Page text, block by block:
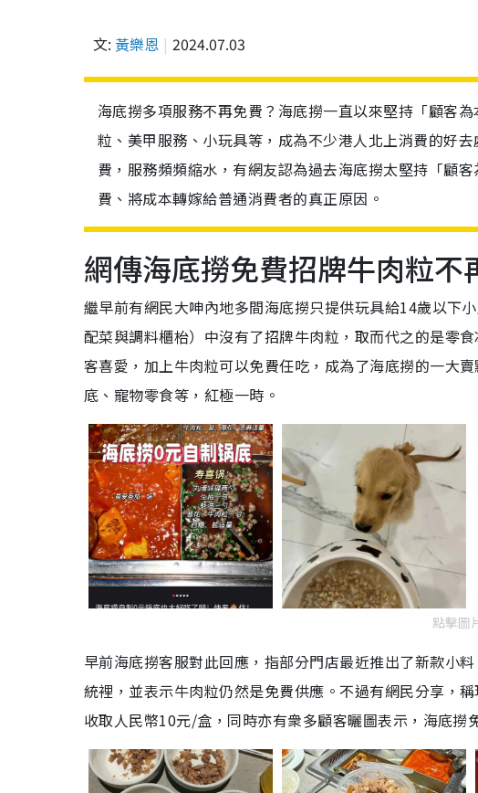
文: 黃樂恩 2024.07.03
海底撈多項服務不再免費？海底撈一直以來堅持「顧客
粒、美甲服務、小玩具等，成為不少港人北上消費的好
費，服務頻頻縮水，有網友認為過去海底撈太堅持「顧
費、將成本轉嫁給普通消費者的真正原因。
網傳海底撈免費招牌牛肉粒不
繼早前有網民大呻內地多間海底撈只提供玩具給14歲以下
配菜與調料櫃枱）中沒有了招牌牛肉粒，取而代之的是零
客喜愛，加上牛肉粒可以免費任吃，成為了海底撈的一大
底、寵物零食等，紅極一時。
點擊圖
早前海底撈客服對此回應，指部分門店最近推出了新款小
統裡，並表示牛肉粒仍然是免費供應。不過有網民分享，
收取人民幣10元/盒，同時亦有衆多顧客曬圖表示，海底撈